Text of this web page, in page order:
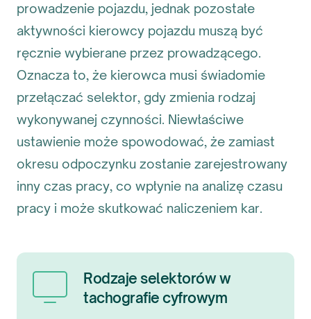
prowadzenie pojazdu, jednak pozostałe
aktywności kierowcy pojazdu muszą być
ręcznie wybierane przez prowadzącego.
Oznacza to, że kierowca musi świadomie
przełączać selektor, gdy zmienia rodzaj
wykonywanej czynności. Niewłaściwe
ustawienie może spowodować, że zamiast
okresu odpoczynku zostanie zarejestrowany
inny czas pracy, co wpłynie na analizę czasu
pracy i może skutkować naliczeniem kar.
Rodzaje selektorów w
tachografie cyfrowym